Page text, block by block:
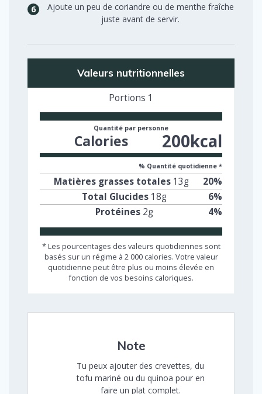
Ajoute un peu de coriandre ou de menthe fraîche
juste avant de servir.
Valeurs nutritionnelles
Portions 1
Quantité par personne
Calories 200kcal
% Quantité quotidienne *
Matières grasses totales 13g 20%
Total Glucides 18g 6%
Protéines 2g 4%
* Les pourcentages des valeurs quotidiennes sont
basés sur un régime à 2 000 calories. Votre valeur
quotidienne peut être plus ou moins élevée en
fonction de vos besoins caloriques.
Note
Tu peux ajouter des crevettes, du
tofu mariné ou du quinoa pour en
faire un plat complet.